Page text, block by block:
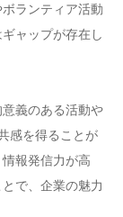
ランティア活動
ャップが存在し
義のある活動や
感を得ることが
報発信力が高
で、企業の魅力